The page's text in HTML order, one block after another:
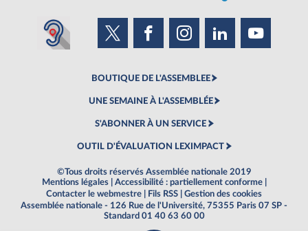
BOUTIQUE DE L'ASSEMBLEE
UNE SEMAINE À L'ASSEMBLÉE
S'ABONNER À UN SERVICE
OUTIL D'ÉVALUATION LEXIMPACT
©Tous droits réservés Assemblée nationale 2019
Mentions légales
Accessibilité : partiellement conforme
Contacter le webmestre
Fils RSS
Gestion des cookies
Assemblée nationale - 126 Rue de l'Université, 75355 Paris 07 SP -
Standard 01 40 63 60 00